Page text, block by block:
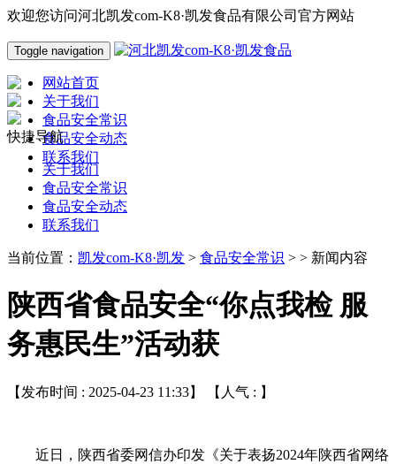
欢迎您访问河北凯发com-K8·凯发食品有限公司官方网站
Toggle navigation
网站首页
关于我们
食品安全常识
食品安全动态
联系我们
快捷导航
关于我们
食品安全常识
食品安全动态
联系我们
当前位置： 凯发com-K8·凯发 > 食品安全常识 > > 新闻内容
陕西省食品安全“你点我检 服
务惠民生”活动获
【发布时间 : 2025-04-23 11:33】 【人气 : 】
近日，陕西省委网信办印发《关于表扬2024年陕西省网络